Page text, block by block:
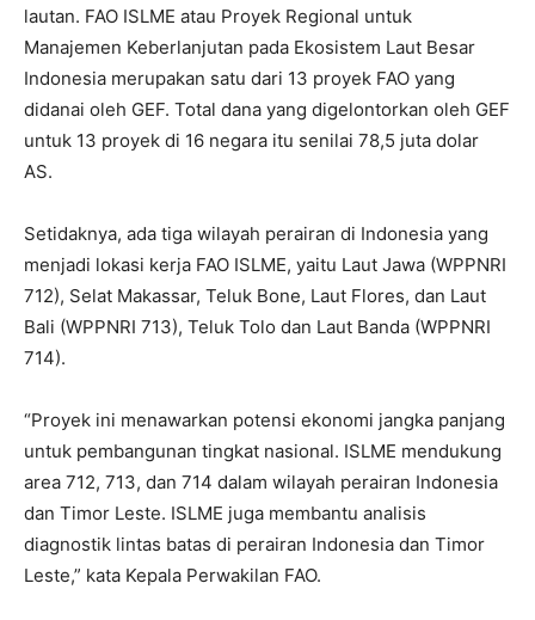
lautan. FAO ISLME atau Proyek Regional untuk
Manajemen Keberlanjutan pada Ekosistem Laut Besar
Indonesia merupakan satu dari 13 proyek FAO yang
didanai oleh GEF. Total dana yang digelontorkan oleh GEF
untuk 13 proyek di 16 negara itu senilai 78,5 juta dolar
AS.
Setidaknya, ada tiga wilayah perairan di Indonesia yang
menjadi lokasi kerja FAO ISLME, yaitu Laut Jawa (WPPNRI
712), Selat Makassar, Teluk Bone, Laut Flores, dan Laut
Bali (WPPNRI 713), Teluk Tolo dan Laut Banda (WPPNRI
714).
“Proyek ini menawarkan potensi ekonomi jangka panjang
untuk pembangunan tingkat nasional. ISLME mendukung
area 712, 713, dan 714 dalam wilayah perairan Indonesia
dan Timor Leste. ISLME juga membantu analisis
diagnostik lintas batas di perairan Indonesia dan Timor
Leste,” kata Kepala Perwakilan FAO.